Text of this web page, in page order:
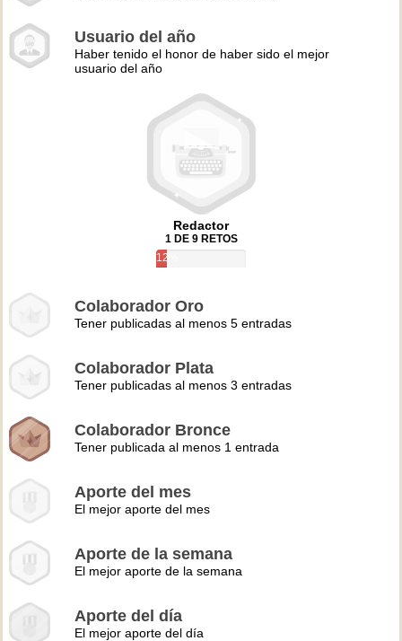
Usuario del año
Haber tenido el honor de haber sido el mejor
usuario del año
Redactor
1 DE 9 RETOS
12%
Colaborador Oro
Tener publicadas al menos 5 entradas
Colaborador Plata
Tener publicadas al menos 3 entradas
Colaborador Bronce
Tener publicada al menos 1 entrada
Aporte del mes
El mejor aporte del mes
Aporte de la semana
El mejor aporte de la semana
Aporte del día
El mejor aporte del día